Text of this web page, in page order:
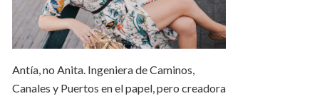
Antía, no Anita. Ingeniera de Caminos,
Canales y Puertos en el papel, pero creadora